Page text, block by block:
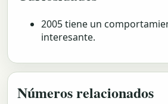
2005 tiene un
interesante.
Números relacionados